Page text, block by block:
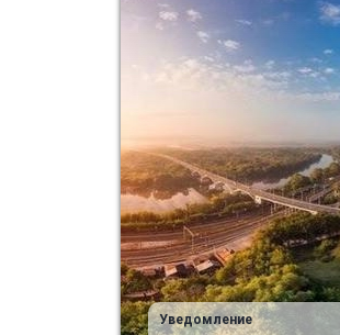
Уведомление